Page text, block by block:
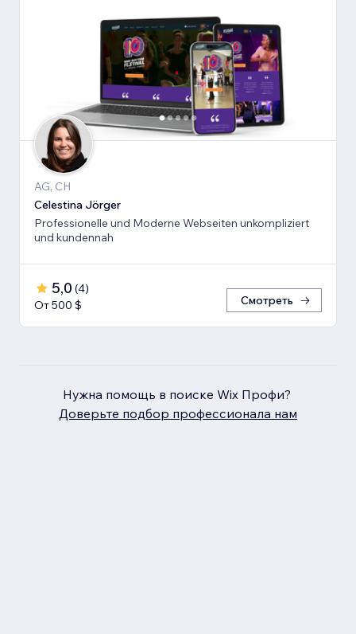
AG, CH
Celestina Jörger
Professionelle und Moderne Webseiten unkompliziert
und kundennah
5,0 (4)
От 500 $
Смотреть
Нужна помощь в поиске Wix Профи?
Доверьте подбор профессионала нам